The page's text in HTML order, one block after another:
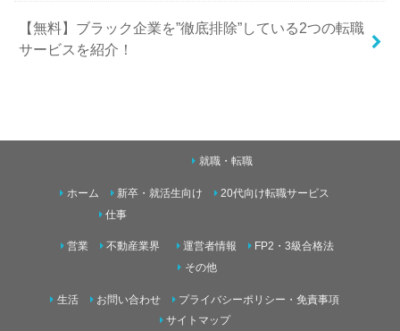
【無料】ブラック企業を”徹底排除”している2つの転職
サービスを紹介！
ホーム
就職・転職
新卒・就活生向け
20代向け転職サービス
仕事
営業 不動産業界 運営者情報
FP2・3級合格法
その他
生活 お問い合わせ
プライバシーポリシー・免責事項
サイトマップ